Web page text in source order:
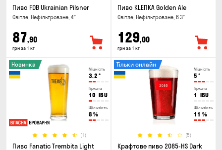
Пиво FDB Ukrainian Pilsner
Світле, Нефільтроване, 4°
87,90
грн за 1 кг
Пиво KLEПКА Golden Ale
Світле, Нефільтроване, 6.3°
129,00
грн за 1 кг
Міцність
3.2 °
Гіркота
10 IBU
Щільність
8 %
(1)
Новинка
Пиво Fanatic Trembita Light
Міцність
5 °
Гіркота
1 IBU
Щільність
11 %
(5)
Тільки онлайн
Крафтове пиво 2085-HS Dark